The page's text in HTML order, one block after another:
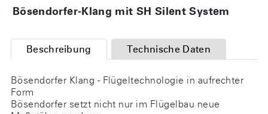
Bösendorfer-Klang mit SH Silent System
Beschreibung Technische Daten
Bösendorfer Klang - Flügeltechnologie in aufrechter
Form
Bösendorfer setzt nicht nur im Flügelbau neue